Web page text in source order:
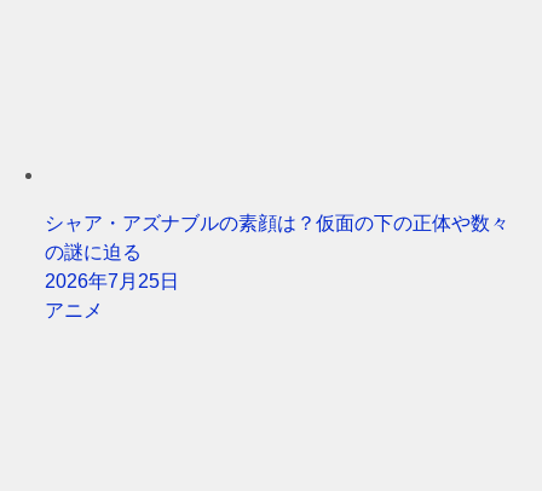
シャア・アズナブルの素顔は？仮面の下の正体や数々
の謎に迫る
2026年7月25日
アニメ